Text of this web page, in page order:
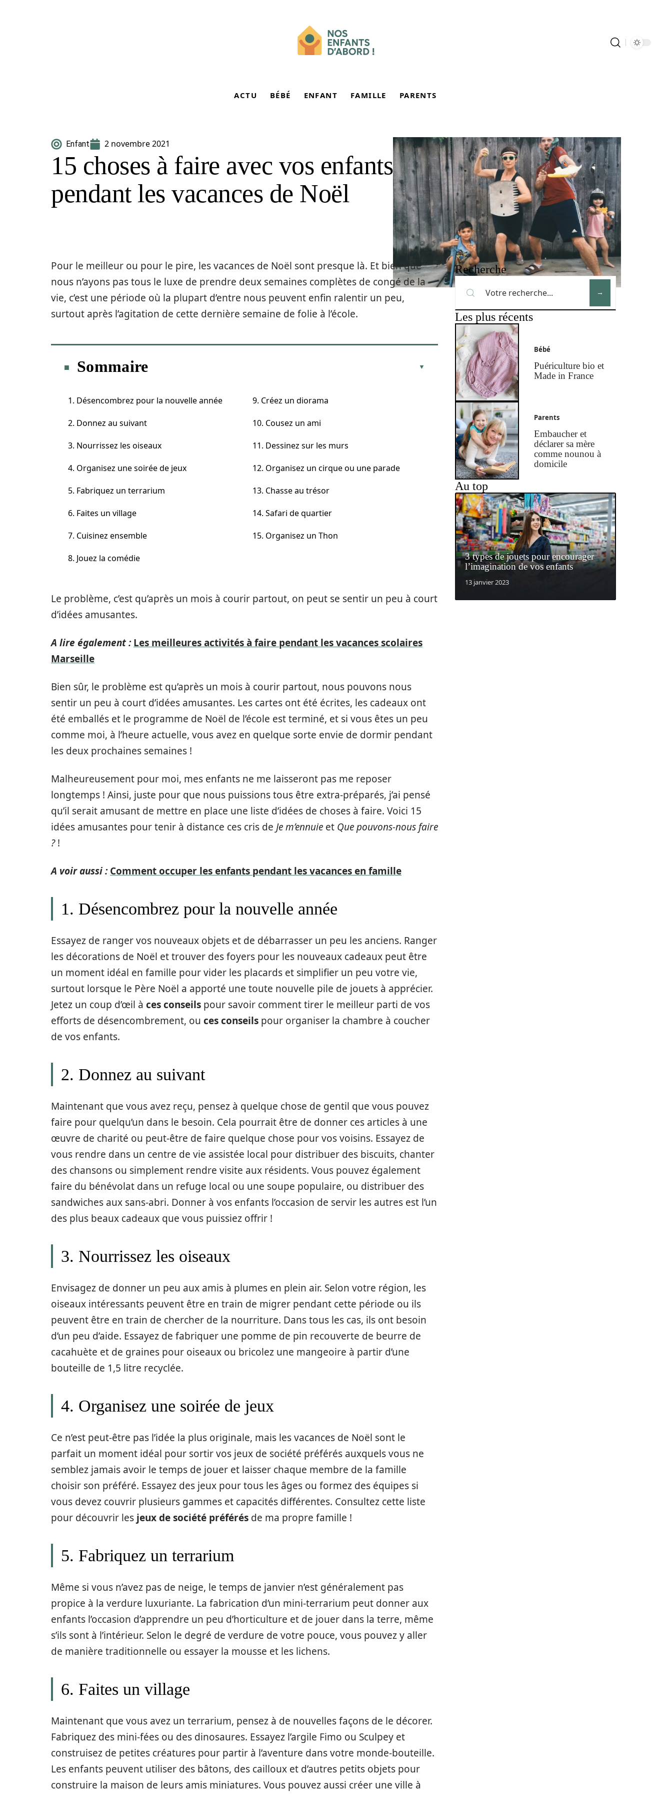
ACTU BÉBÉ ENFANT FAMILLE PARENTS
Enfant 2 novembre 2021
15 choses à faire avec vos enfants
pendant les vacances de Noël
Pour le meilleur ou pour le pire, les vacances de Noël sont presque là. Et bien que
nous n’ayons pas tous le luxe de prendre deux semaines complètes de congé de la
vie, c’est une période où la plupart d’entre nous peuvent enfin ralentir un peu,
surtout après l’agitation de cette dernière semaine de folie à l’école.
Sommaire
1. Désencombrez pour la nouvelle année
2. Donnez au suivant
3. Nourrissez les oiseaux
4. Organisez une soirée de jeux
5. Fabriquez un terrarium
6. Faites un village
7. Cuisinez ensemble
8. Jouez la comédie
9. Créez un diorama
10. Cousez un ami
11. Dessinez sur les murs
12. Organisez un cirque ou une parade
13. Chasse au trésor
14. Safari de quartier
15. Organisez un Thon
Le problème, c’est qu’après un mois à courir partout, on peut se sentir un peu à court
d’idées amusantes.
A lire également : Les meilleures activités à faire pendant les vacances scolaires
Marseille
Bien sûr, le problème est qu’après un mois à courir partout, nous pouvons nous
sentir un peu à court d’idées amusantes. Les cartes ont été écrites, les cadeaux ont
été emballés et le programme de Noël de l’école est terminé, et si vous êtes un peu
comme moi, à l’heure actuelle, vous avez en quelque sorte envie de dormir pendant
les deux prochaines semaines !
Malheureusement pour moi, mes enfants ne me laisseront pas me reposer
longtemps ! Ainsi, juste pour que nous puissions tous être extra-préparés, j’ai pensé
qu’il serait amusant de mettre en place une liste d’idées de choses à faire. Voici 15
idées amusantes pour tenir à distance ces cris de Je m’ennuie et Que pouvons-nous faire
?!
A voir aussi : Comment occuper les enfants pendant les vacances en famille
1. Désencombrez pour la nouvelle année
Essayez de ranger vos nouveaux objets et de débarrasser un peu les anciens. Ranger
les décorations de Noël et trouver des foyers pour les nouveaux cadeaux peut être
un moment idéal en famille pour vider les placards et simplifier un peu votre vie,
surtout lorsque le Père Noël a apporté une toute nouvelle pile de jouets à apprécier.
Jetez un coup d’œil à ces conseils pour savoir comment tirer le meilleur parti de vos
efforts de désencombrement, ou ces conseils pour organiser la chambre à coucher
de vos enfants.
2. Donnez au suivant
Maintenant que vous avez reçu, pensez à quelque chose de gentil que vous pouvez
faire pour quelqu’un dans le besoin. Cela pourrait être de donner ces articles à une
œuvre de charité ou peut-être de faire quelque chose pour vos voisins. Essayez de
vous rendre dans un centre de vie assistée local pour distribuer des biscuits, chanter
des chansons ou simplement rendre visite aux résidents. Vous pouvez également
faire du bénévolat dans un refuge local ou une soupe populaire, ou distribuer des
sandwiches aux sans-abri. Donner à vos enfants l’occasion de servir les autres est l’un
des plus beaux cadeaux que vous puissiez offrir !
3. Nourrissez les oiseaux
Envisagez de donner un peu aux amis à plumes en plein air. Selon votre région, les
oiseaux intéressants peuvent être en train de migrer pendant cette période ou ils
peuvent être en train de chercher de la nourriture. Dans tous les cas, ils ont besoin
d’un peu d’aide. Essayez de fabriquer une pomme de pin recouverte de beurre de
cacahuète et de graines pour oiseaux ou bricolez une mangeoire à partir d’une
bouteille de 1,5 litre recyclée.
4. Organisez une soirée de jeux
Ce n’est peut-être pas l’idée la plus originale, mais les vacances de Noël sont le
parfait un moment idéal pour sortir vos jeux de société préférés auxquels vous ne
semblez jamais avoir le temps de jouer et laisser chaque membre de la famille
choisir son préféré. Essayez des jeux pour tous les âges ou formez des équipes si
vous devez couvrir plusieurs gammes et capacités différentes. Consultez cette liste
pour découvrir les jeux de société préférés de ma propre famille !
5. Fabriquez un terrarium
Même si vous n’avez pas de neige, le temps de janvier n’est généralement pas
propice à la verdure luxuriante. La fabrication d’un mini-terrarium peut donner aux
enfants l’occasion d’apprendre un peu d’horticulture et de jouer dans la terre, même
s’ils sont à l’intérieur. Selon le degré de verdure de votre pouce, vous pouvez y aller
de manière traditionnelle ou essayer la mousse et les lichens.
6. Faites un village
Maintenant que vous avez un terrarium, pensez à de nouvelles façons de le décorer.
Fabriquez des mini-fées ou des dinosaures. Essayez l’argile Fimo ou Sculpey et
construisez de petites créatures pour partir à l’aventure dans votre monde-bouteille.
Les enfants peuvent utiliser des bâtons, des cailloux et d’autres petits objets pour
construire la maison de leurs amis miniatures. Vous pouvez aussi créer une ville à
Recherche
Les plus récents
Bébé
Puériculture bio et
Made in France
Parents
Embaucher et
déclarer sa mère
comme nounou à
domicile
Au top
3 types de jouets pour encourager
l’imagination de vos enfants
13 janvier 2023